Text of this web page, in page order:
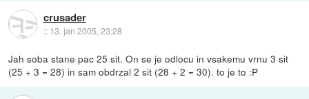
crusader
:: 13. jan 2005, 23:28
Jah soba stane pac 25 sit. On se je odlocu in vsakemu vrnu 3 sit
(25 + 3 = 28) in sam obdrzal 2 sit (28 + 2 = 30). to je to :P